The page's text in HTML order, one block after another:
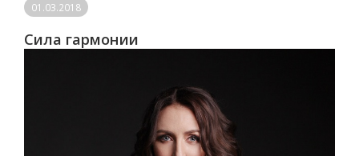
01.03.2018
Сила гармонии